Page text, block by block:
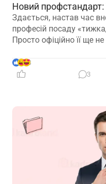
Новий
Здається, настав час
професій посаду
Просто офіційно її ще
8
3